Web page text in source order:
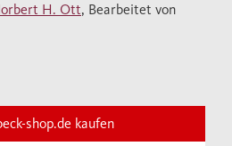
H. Ott, Bearbeitet von
shop.de kaufen